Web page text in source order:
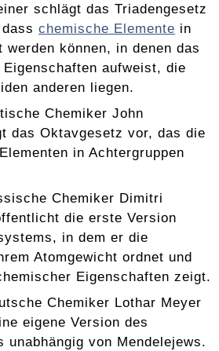
schlägt das Triadengesetz
chemische Elemente in
werden können, in denen das
aufweist, die
anderen liegen.
Chemiker John
das Oktavgesetz vor, das die
in Achtergruppen
Chemiker Dimitri
die erste Version
in dem er die
Atomgewicht ordnet und
Eigenschaften zeigt.
Chemiker Lothar Meyer
eigene Version des
unabhängig von Mendelejews.